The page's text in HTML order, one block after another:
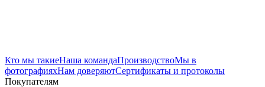
Кто мы такиеНаша командаПроизводствоМы в
фотографияхНам доверяютСертификаты и протоколы
Покупателям